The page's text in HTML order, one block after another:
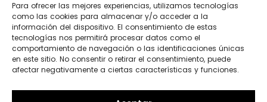
Para ofrecer las mejores experiencias, utilizamos tecnologías
como las cookies para almacenar y/o acceder a la
información del dispositivo. El consentimiento de estas
tecnologías nos permitirá procesar datos como el
comportamiento de navegación o las identificaciones únicas
en este sitio. No consentir o retirar el consentimiento, puede
afectar negativamente a ciertas características y funciones.